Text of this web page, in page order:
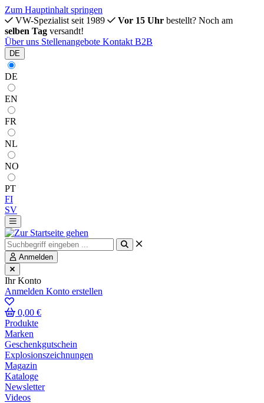
Zum Hauptinhalt springen
VW-Spezialist seit 1989
Vor 15 Uhr bestellt? Noch am
selben Tag versandt!
Über uns Stellenangebote Kontakt B2B
DE
DE
EN
FR
NL
NO
PT
FI
SV
Anmelden
Ihr Konto
Anmelden Konto erstellen
0,00 €
Produkte
Marken
Geschenkgutschein
Explosionszeichnungen
Magazin
Kataloge
Newsletter
Videos